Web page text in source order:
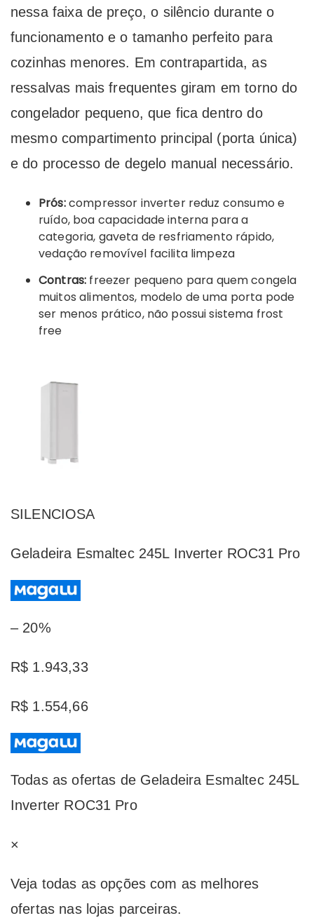
nessa faixa de preço, o silêncio durante o
funcionamento e o tamanho perfeito para
cozinhas menores. Em contrapartida, as
ressalvas mais frequentes giram em torno do
congelador pequeno, que fica dentro do
mesmo compartimento principal (porta única)
e do processo de degelo manual necessário.
Prós:compressor inverter reduz consumo e
ruído, boa capacidade interna para a
categoria, gaveta de resfriamento rápido,
vedação removível facilita limpeza
Contras: freezer pequeno para quem congela
muitos alimentos, modelo de uma porta pode
ser menos prático, não possui sistema frost
free
SILENCIOSA
Geladeira Esmaltec 245L Inverter ROC31 Pro
– 20%
R$ 1.943,33
R$ 1.554,66
Todas as ofertas de Geladeira Esmaltec 245L
Inverter ROC31 Pro
×
Veja todas as opções com as melhores
ofertas nas lojas parceiras.